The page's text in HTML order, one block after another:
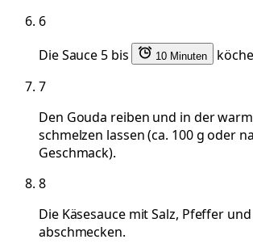
6
Die Sauce 5 bis
10 Minuten
7
Den Gouda reiben und in der
schmelzen lassen (ca. 100 g oder
Geschmack).
8
Die Käsesauce mit Salz, Pfeffer
abschmecken.